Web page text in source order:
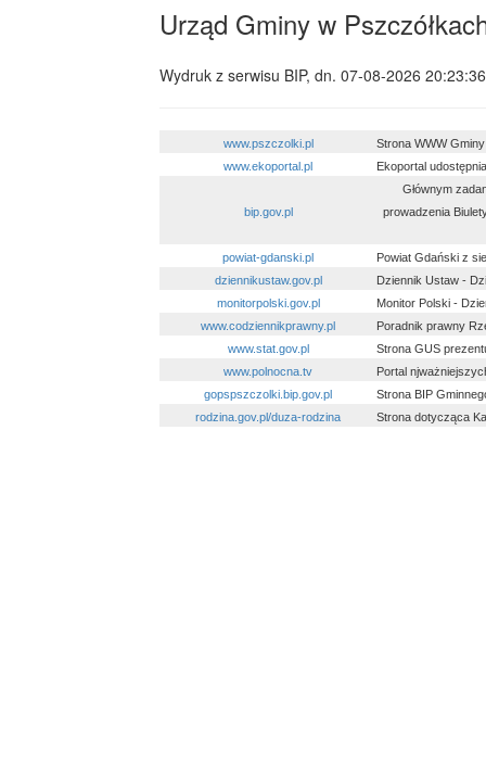
Urząd Gminy w
Wydruk z serwisu BIP, dn. 07-08-2026 20:23:36
www.pszczolki.pl
Strona WWW
www.ekoportal.pl
Ekoportal
bip.gov.pl
Głównym
prowadzenia
powiat-gdanski.pl
Powiat Gdański z
dziennikustaw.gov.pl
Dziennik Ustaw -
monitorpolski.gov.pl
Monitor Polski -
www.codziennikprawny.pl
Poradnik prawny
www.stat.gov.pl
Strona GUS
www.polnocna.tv
Portal
gopspszczolki.bip.gov.pl
Strona BIP
rodzina.gov.pl/duza-rodzina
Strona dotycząca